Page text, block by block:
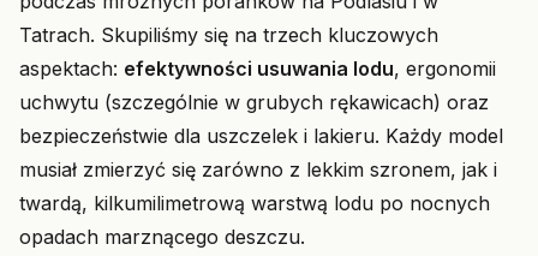
Tatrach. Skupiliśmy się na trzech kluczowych
aspektach: efektywności usuwania lodu, ergonomii
uchwytu (szczególnie w grubych rękawicach) oraz
bezpieczeństwie dla uszczelek i lakieru. Każdy model
musiał zmierzyć się zarówno z lekkim szronem, jak i
twardą, kilkumilimetrową warstwą lodu po nocnych
opadach marznącego deszczu.